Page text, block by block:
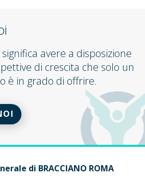
avere a disposizione
di crescita che solo un
è in grado di offrire.
di BRACCIANO ROMA